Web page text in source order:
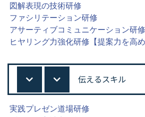
図解表現の技術研修
ファシリテーション研修
アサーティブコミュニケーション研修
ヒヤリング力強化研修【提案力を高め
伝えるスキル
実践プレゼン道場研修